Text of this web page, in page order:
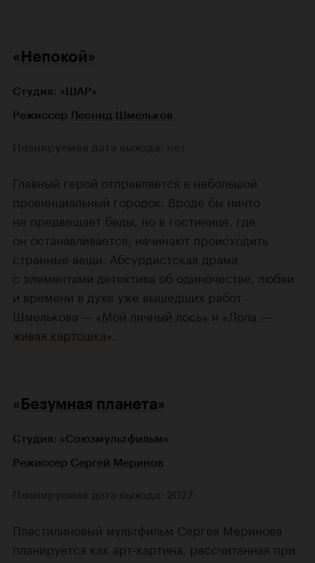
«Непокой»
Студия: «ШАР»
Режиссер Леонид Шмельков
Главный герой отправляется в небольшой
провинциальный городок. Вроде бы ничто
не предвещает беды, но в гостинице, где
он останавливается, начинают происходить
странные вещи. Абсурдистская драма
с элементами детектива об одиночестве, любви
и времени в духе уже вышедших работ
Шмелькова — «Мой личный лось» и «Лола —
живая картошка»
«Безумная планета»
Студия: «Союзмультфильм»
Режиссер Сергей Меринов
Пластилиновый мультфильм Сергея Меринова
планируется как арт-картина, рассчитанная при